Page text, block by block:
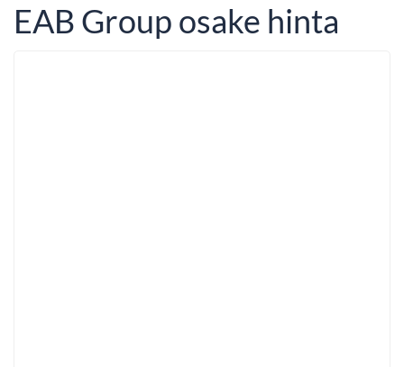
EAB Group osake hinta